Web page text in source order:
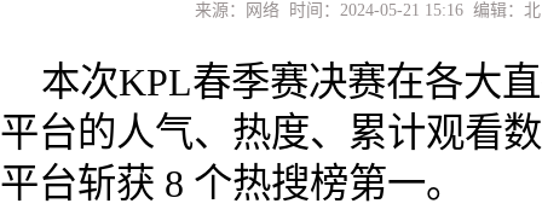
来源：网络 时间：2024-05-21 15:16 编辑
本次KPL春季赛决赛在各大
平台的人气、热度、累计观看
平台斩获 8 个热搜榜第一。